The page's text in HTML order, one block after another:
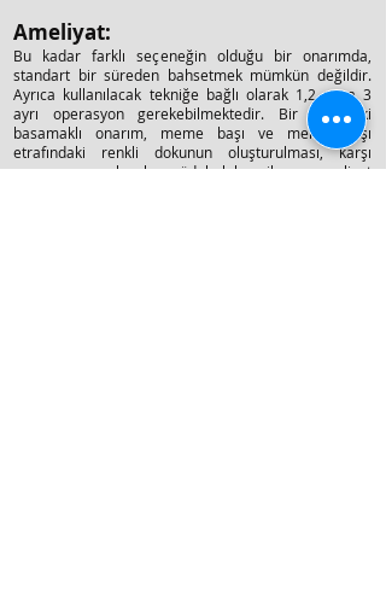
Ameliyat:
Bu kadar farklı seçeneğin olduğu bir onarımda,
standart bir süreden bahsetmek mümkün değildir.
Ayrıca kullanılacak tekniğe bağlı olarak 1,2 veya 3
ayrı operasyon gerekebilmektedir. Bir veya iki
basamaklı onarım, meme başı ve meme başı
etrafındaki renkli dokunun oluşturulması, karşı
memeye yapılacak müdahaleler ilave ameliyat